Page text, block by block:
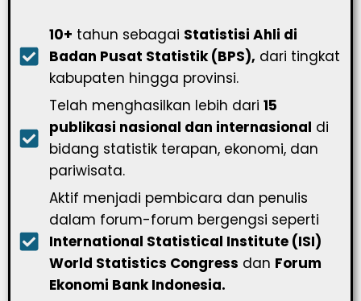
10+ tahun sebagai Statistisi Ahli di
Badan Pusat Statistik (BPS), dari tingkat
kabupaten hingga provinsi.
Telah menghasilkan lebih dari 15
publikasi nasional dan internasional di
bidang statistik terapan, ekonomi, dan
pariwisata.
Aktif menjadi pembicara dan penulis
dalam forum-forum bergengsi seperti
International Statistical Institute (ISI)
World Statistics Congress dan Forum
Ekonomi Bank Indonesia.